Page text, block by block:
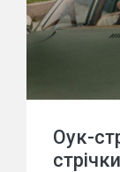
Оук-
стрічки